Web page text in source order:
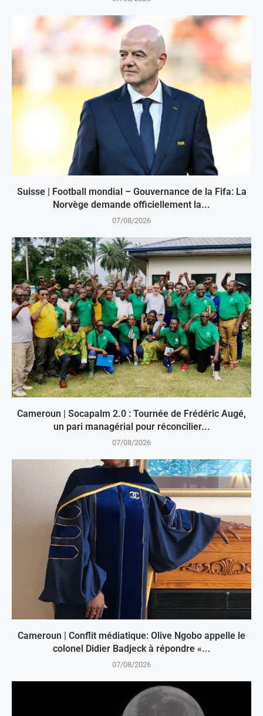
Suisse | Football mondial – Gouvernance de la Fifa: La
Norvège demande officiellement la...
07/08/2026
Cameroun | Socapalm 2.0 : Tournée de Frédéric Augé,
un pari managérial pour réconcilier...
07/08/2026
Cameroun | Conflit médiatique: Olive Ngobo appelle le
colonel Didier Badjeck à répondre «...
07/08/2026